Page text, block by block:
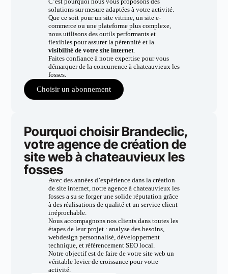
solutions sur mesure adaptées à votre activité.
Que ce soit pour un site vitrine, un site e-
commerce ou une plateforme plus complexe,
nous utilisons des outils performants et
flexibles pour assurer la pérennité et la
visibilité de votre site internet.
Faites confiance à notre expertise pour vous
démarquer de la concurrence à chateauvieux les
fosses.
Choisir un abonnement
Pourquoi choisir Brandeclic,
votre agence de création de
site web à chateauvieux les
fosses
Avec des années d’expérience dans la création
de site internet, notre agence à chateauvieux les
fosses a su se forger une solide réputation grâce
à des réalisations de qualité et un service client
irréprochable.
Nous accompagnons nos clients dans toutes les
étapes de leur projet : analyse des besoins,
webdesign personnalisé, développement
technique, et référencement SEO local.
Notre objectif est de faire de votre site web un
véritable levier de croissance pour votre
activité.